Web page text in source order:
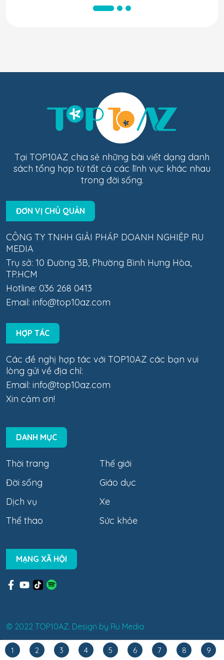
1 2 3 4 5 6 7 8 9
Tại TOP10AZ chia sẻ những bài viết dạng danh
sách tổng hợp từ tất cả các lĩnh vực khác nhau
trong đời sống.
ĐƠN VỊ CHỦ QUẢN
CÔNG TY TNHH GIẢI PHÁP DOANH NGHIỆP RU
MEDIA
Trụ sở: 10 Đường 3B, Phường Bình Hưng Hòa,
TP.HCM
Hotline: 036 268 0413
Email: info@top10az.com
HỢP TÁC
Các đề nghị hợp tác với TOP10AZ các bạn vui
lòng gửi về địa chỉ:
Email: info@top10az.com
Xin cảm ơn!
DANH MỤC
Thời trang
Thế giới
Đời sống
Giáo dục
Dịch vụ
Xe
Thể thao
Sức khỏe
MẠNG XÃ HỘI
© 2022 TOP10AZ. Design by Ru Media